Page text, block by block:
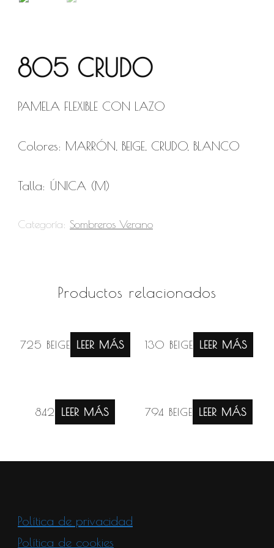
805 CRUDO
PAMELA FLEXIBLE CON LAZO
Colores: MARRÓN, BEIGE, CRUDO, BLANCO
Talla: ÚNICA (M)
Categoría: Sombreros Verano
Productos relacionados
725 BEIGE LEER MÁS 130 BEIGE LEER MÁS
842 LEER MÁS 794 BEIGE LEER MÁS
Política de privacidad
Política de cookies